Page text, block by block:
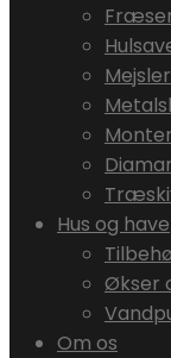
Mejsler
Hus og have
Økser
Om os